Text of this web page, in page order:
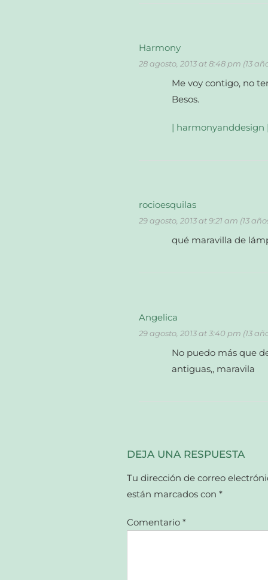
Harmony
28 agosto, 2013 at 8:48 pm (13
Me voy contigo, no
Besos.
| harmonyanddesign |
rocioesquilas
29 agosto, 2013 at 9:21 am (13
qué maravilla de
Angelica
29 agosto, 2013 at 3:40 pm (13
No puedo más que
antiguas,, maravila
DEJA UNA RESPUESTA
Tu dirección de correo
están marcados con *
Comentario *